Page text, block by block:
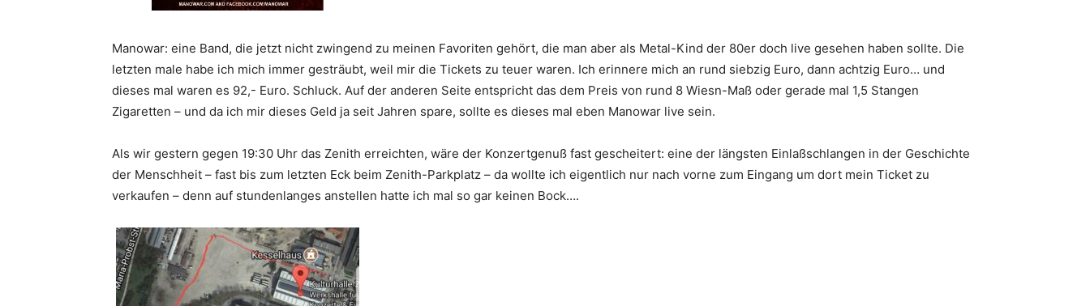
Manowar: eine Band, die jetzt nicht zwingend zu meinen Favoriten gehört, die man aber als Metal-Kind der 80er doch live gesehen haben sollte. Die
letzten male habe ich mich immer gesträubt, weil mir die Tickets zu teuer waren. Ich erinnere mich an rund siebzig Euro, dann achtzig Euro… und
dieses mal waren es 92,- Euro. Schluck. Auf der anderen Seite entspricht das dem Preis von rund 8 Wiesn-Maß oder gerade mal 1,5 Stangen
Zigaretten – und da ich mir dieses Geld ja seit Jahren spare, sollte es dieses mal eben Manowar live sein.
Als wir gestern gegen 19:30 Uhr das Zenith erreichten, wäre der Konzertgenuß fast gescheitert: eine der längsten Einlaßschlangen in der Geschichte
der Menschheit – fast bis zum letzten Eck beim Zenith-Parkplatz – da wollte ich eigentlich nur nach vorne zum Eingang um dort mein Ticket zu
verkaufen – denn auf stundenlanges anstellen hatte ich mal so gar keinen Bock….